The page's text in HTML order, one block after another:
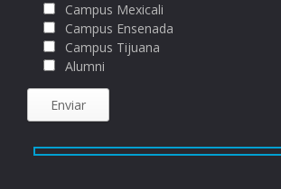
Campus Mexicali
Campus Ensenada
Campus Tijuana
Alumni